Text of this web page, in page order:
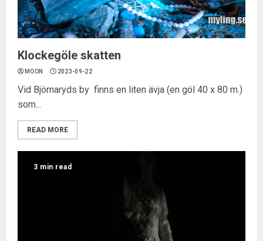
Klockegöle skatten
MOON 2023-09-22
Vid Björnaryds by finns en liten ävja (en göl 40 x 80 m.)
som...
READ MORE
3 min read